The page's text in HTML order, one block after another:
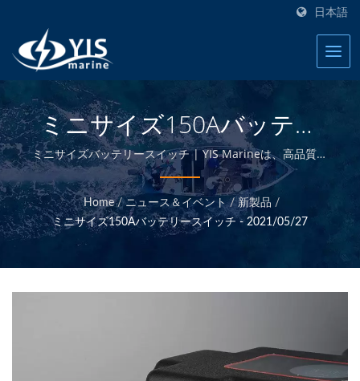
日本語
ミニサイズ150Aバッテリ
ースイッチ-2021/05/27 /
20年以上の海洋電気製品お
よびアクセサリーメーカ
ミニサイズバッテリースイッチ | YIS Marineは、高品質な
船舶用電気および電子製品を提供することに専念するプロ
のメーカーです。自社設計・製造および台湾本社での品質
管理により、競争力のある価格で高品質な船舶用製品を提
供することができます。
Home / ニュース＆イベント / 新製品 /
ミニサイズ150Aバッテリースイッチ - 2021/05/27